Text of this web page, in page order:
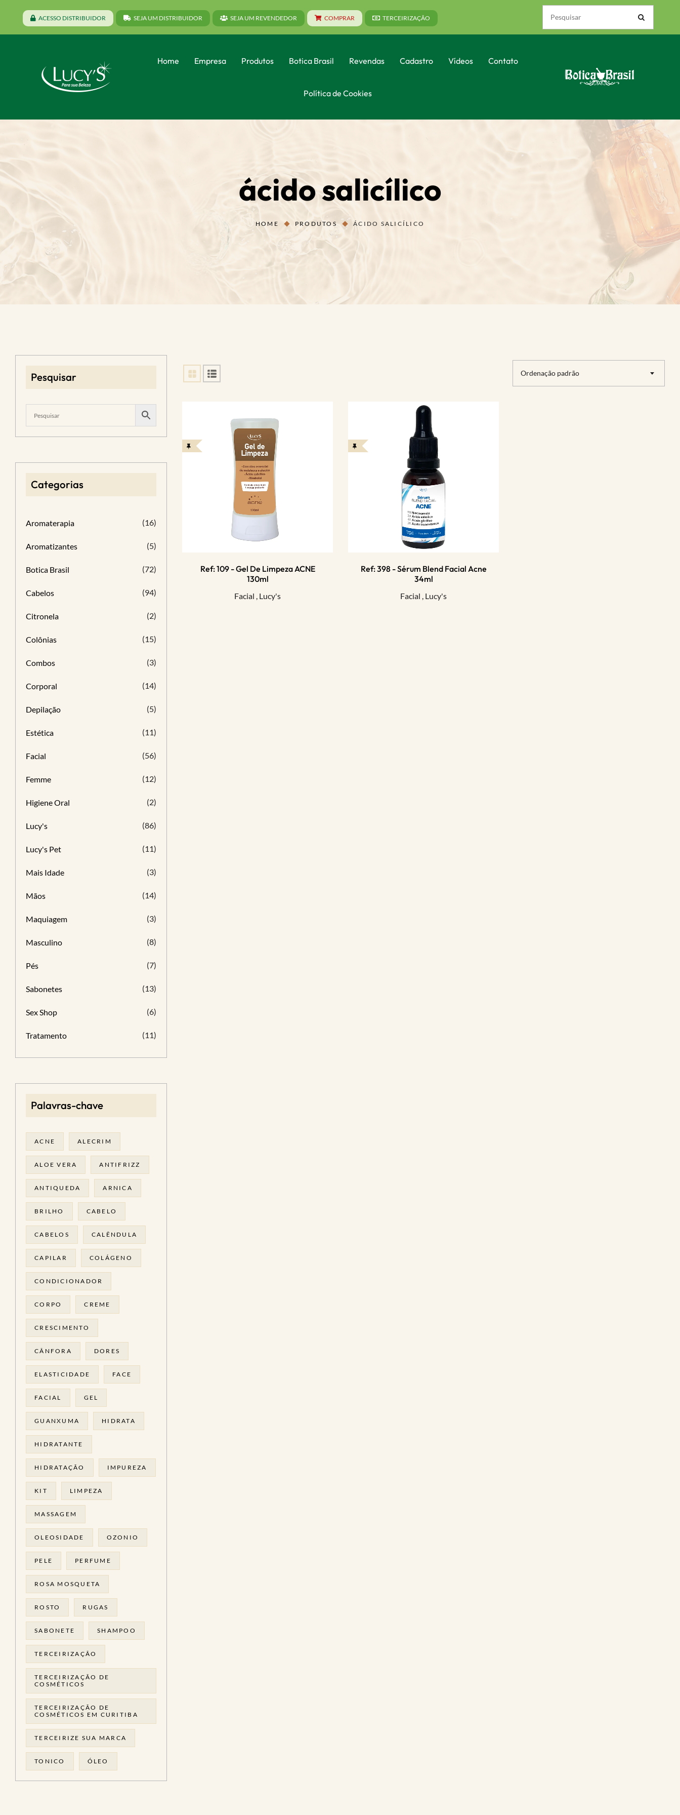
ACESSO DISTRIBUIDOR SEJA UM DISTRIBUIDOR SEJA UM REVENDEDOR COMPRAR TERCEIRIZAÇÃO
Home Empresa Produtos Botica Brasil Revendas Cadastro Vídeos Contato
Política de Cookies
ácido salicílico
HOME PRODUTOS ÁCIDO SALICÍLICO
Ordenação padrão
Ref: 109 - Gel De Limpeza ACNE
130ml
Facial , Lucy's
Ref: 398 - Sérum Blend Facial Acne
34ml
Facial , Lucy's
Pesquisar
Categorias
Aromaterapia (16)
Aromatizantes (5)
Botica Brasil (72)
Cabelos (94)
Citronela (2)
Colônias (15)
Combos (3)
Corporal (14)
Depilação (5)
Estética (11)
Facial (56)
Femme (12)
Higiene Oral (2)
Lucy's (86)
Lucy's Pet (11)
Mais Idade (3)
Mãos (14)
Maquiagem (3)
Masculino (8)
Pés (7)
Sabonetes (13)
Sex Shop (6)
Tratamento (11)
Palavras-chave
ACNE ALECRIM
ALOE VERA ANTIFRIZZ
ANTIQUEDA ARNICA
BRILHO CABELO
CABELOS CALÊNDULA
CAPILAR COLÁGENO
CONDICIONADOR
CORPO CREME
CRESCIMENTO
CÂNFORA DORES
ELASTICIDADE FACE
FACIAL GEL
GUANXUMA HIDRATA
HIDRATANTE
HIDRATAÇÃO IMPUREZA
KIT LIMPEZA
MASSAGEM
OLEOSIDADE OZONIO
PELE PERFUME
ROSA MOSQUETA
ROSTO RUGAS
SABONETE SHAMPOO
TERCEIRIZAÇÃO
TERCEIRIZAÇÃO DE
COSMÉTICOS
TERCEIRIZAÇÃO DE
COSMÉTICOS EM CURITIBA
TERCEIRIZE SUA MARCA
TONICO ÓLEO